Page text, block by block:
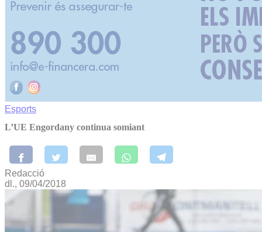
Esports
L’UE Engordany continua somiant
Redacció
dl., 09/04/2018